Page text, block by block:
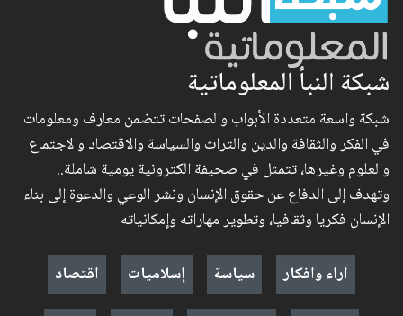
شبكة النبأ المعلوماتية
شبكة واسعة متعددة الأبواب والصفحات تتضمن معارف ومعلومات
في الفكر والثقافة والدين والتراث والسياسة والاقتصاد والاجتماع
والعلوم وغيرها، تتمثل في صحيفة الكترونية يومية شاملة..
وتهدف إلى الدفاع عن حقوق الإنسان ونشر الوعي والدعوة إلى بناء
الإنسان فكريا وثقافيا، وتطوير مهاراته وإمكانياته
آراء وافكار
سياسة إسلاميات
اقتصاد